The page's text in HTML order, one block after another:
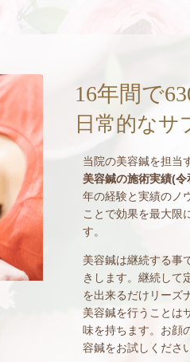
16年間で
日常的なサ
当院の美容鍼を担当
美容鍼の施術実績(令
年の経験と実績のノ
ことで効果を最大限
す。
美容鍼は継続する事
きします。継続して
を出来るだけリーズ
美容鍼を行うことは
味を持ちます。お顔
容鍼をお試しくださ